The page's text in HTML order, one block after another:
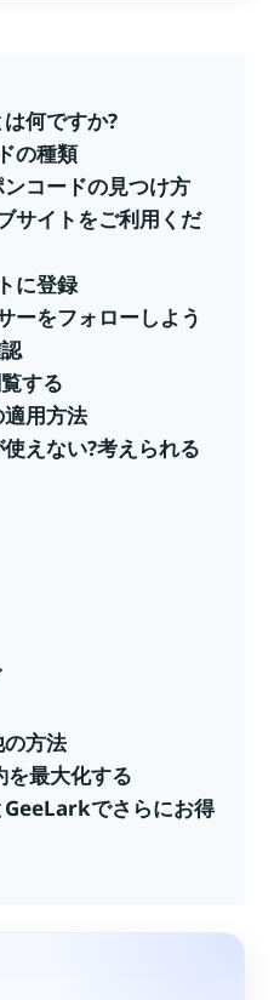
何ですか?
の種類
コードの見つけ方
サイトをご利用くだ
に登録
ーをフォローしよう
する
用方法
えない?考えられる
方法
最大化する
でさらにお得